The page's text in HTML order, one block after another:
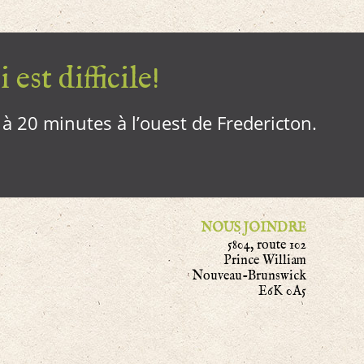
est difficile!
20 minutes à l’ouest de Fredericton.
NOUS JOINDRE
5804, route 102
Prince William
Nouveau-Brunswick
E6K 0A5